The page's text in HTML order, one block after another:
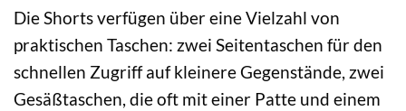
Die Shorts verfügen über eine Vielzahl von
praktischen Taschen: zwei Seitentaschen für den
schnellen Zugriff auf kleinere Gegenstände, zwei
Gesäßtaschen, die oft mit einer Patte und einem